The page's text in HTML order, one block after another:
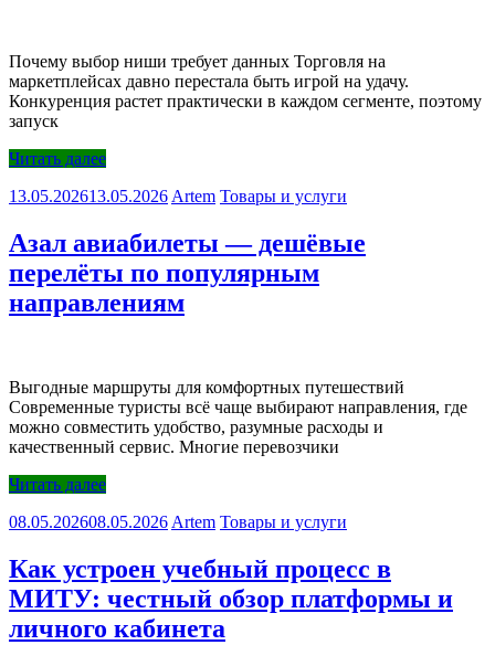
Почему выбор ниши требует данных Торговля на
маркетплейсах давно перестала быть игрой на удачу.
Конкуренция растет практически в каждом сегменте, поэтому
запуск
Читать далее
13.05.202613.05.2026 Artem Товары и услуги
Азал авиабилеты — дешёвые
перелёты по популярным
направлениям
Выгодные маршруты для комфортных путешествий
Современные туристы всё чаще выбирают направления, где
можно совместить удобство, разумные расходы и
качественный сервис. Многие перевозчики
Читать далее
08.05.202608.05.2026 Artem Товары и услуги
Как устроен учебный процесс в
МИТУ: честный обзор платформы и
личного кабинета